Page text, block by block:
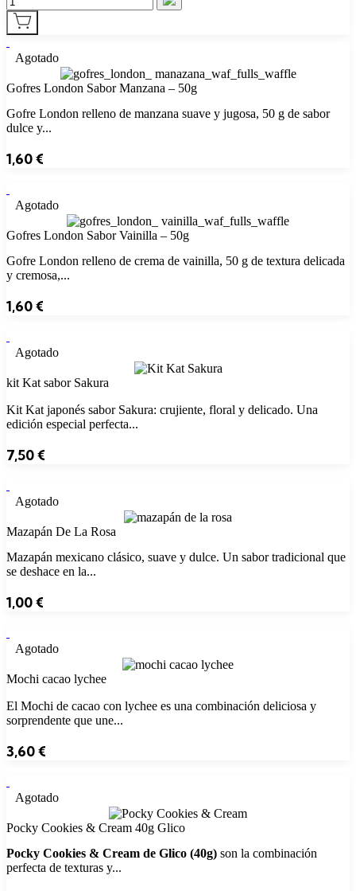
Agotado
Gofres London Sabor Manzana – 50g
Gofre London relleno de manzana suave y jugosa, 50 g de sabor
dulce y...
1,60€
Agotado
Gofres London Sabor Vainilla – 50g
Gofre London relleno de crema de vainilla, 50 g de textura delicada
y cremosa,...
1,60€
Agotado
kit Kat sabor Sakura
Kit Kat japonés sabor Sakura: crujiente, floral y delicado. Una
edición especial perfecta...
7,50€
Agotado
Mazapán De La Rosa
Mazapán mexicano clásico, suave y dulce. Un sabor tradicional que
se deshace en la...
1,00€
Agotado
Mochi cacao lychee
El Mochi de cacao con lychee es una combinación deliciosa y
sorprendente que une...
3,60€
Agotado
Pocky Cookies & Cream 40g Glico
Pocky Cookies & Cream de Glico (40g) son la combinación
perfecta de texturas y...